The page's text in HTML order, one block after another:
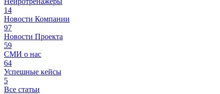
14
Новости Компании
97
Новости Проекта
59
СМИ о нас
64
Успешные кейсы
5
Все статьи